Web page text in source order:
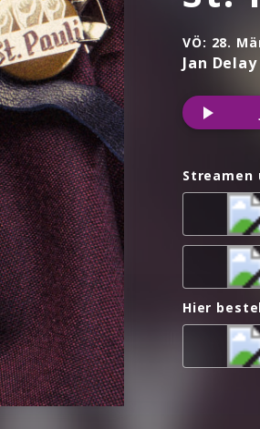
VÖ: 28.
Jan Delay
Streamen
Hier